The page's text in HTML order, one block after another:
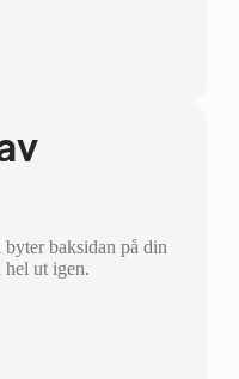
baksidan på din
hel ut igen.